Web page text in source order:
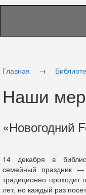
Главная →
Наши
«Новогодний
14 декабря в
семейный праздник —
традиционно
лет, но каждый раз